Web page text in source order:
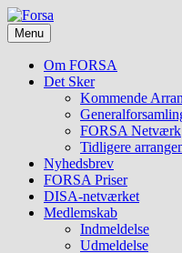
Skip
to
content
Forsa
i
socialt
arbejde
Menu
Om FORSA
Det Sker
Kommende
FORSA Netværk
Tidligere
Nyhedsbrev
FORSA Priser
DISA-netværket
Medlemskab
Indmeldelse
Udmeldelse